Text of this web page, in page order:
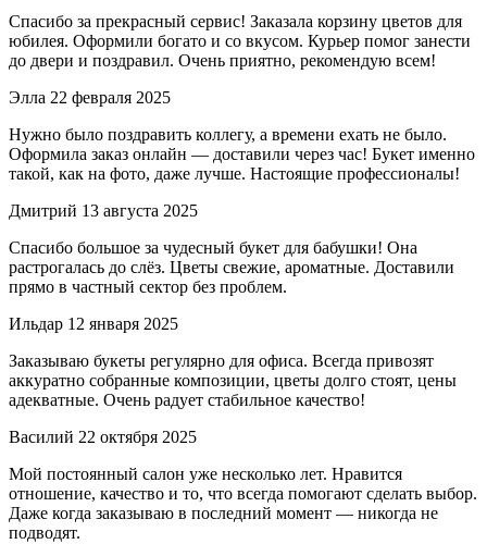
Спасибо за прекрасный сервис! Заказала корзину цветов для
юбилея. Оформили богато и со вкусом. Курьер помог занести
до двери и поздравил. Очень приятно, рекомендую всем!
Элла 22 февраля 2025
Нужно было поздравить коллегу, а времени ехать не было.
Оформила заказ онлайн — доставили через час! Букет именно
такой, как на фото, даже лучше. Настоящие профессионалы!
Дмитрий 13 августа 2025
Спасибо большое за чудесный букет для бабушки! Она
растрогалась до слёз. Цветы свежие, ароматные. Доставили
прямо в частный сектор без проблем.
Ильдар 12 января 2025
Заказываю букеты регулярно для офиса. Всегда привозят
аккуратно собранные композиции, цветы долго стоят, цены
адекватные. Очень радует стабильное качество!
Василий 22 октября 2025
Мой постоянный салон уже несколько лет. Нравится
отношение, качество и то, что всегда помогают сделать выбор.
Даже когда заказываю в последний момент — никогда не
подводят.